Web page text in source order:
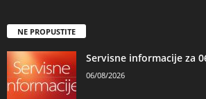
NE PROPUSTITE
Servisne informacije za
06/08/2026